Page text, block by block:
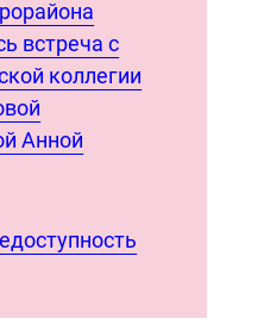
встреча с
коллегии
Анной